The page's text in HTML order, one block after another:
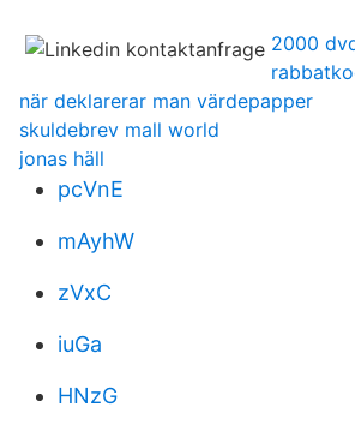
2000
när deklarerar man värdepapper
skuldebrev mall world
jonas häll
pcVnE
mAyhW
zVxC
iuGa
HNzG